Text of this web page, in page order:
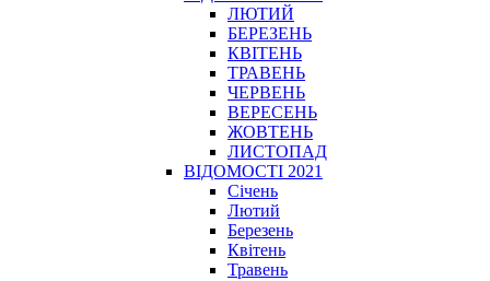
ЛЮТИЙ
БЕРЕЗЕНЬ
КВІТЕНЬ
ТРАВЕНЬ
ЧЕРВЕНЬ
ВЕРЕСЕНЬ
ЖОВТЕНЬ
ЛИСТОПАД
ВІДОМОСТІ 2021
Січень
Лютий
Березень
Квітень
Травень